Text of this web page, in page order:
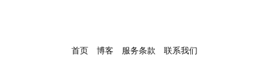
首页 博客 服务条款 联系我们